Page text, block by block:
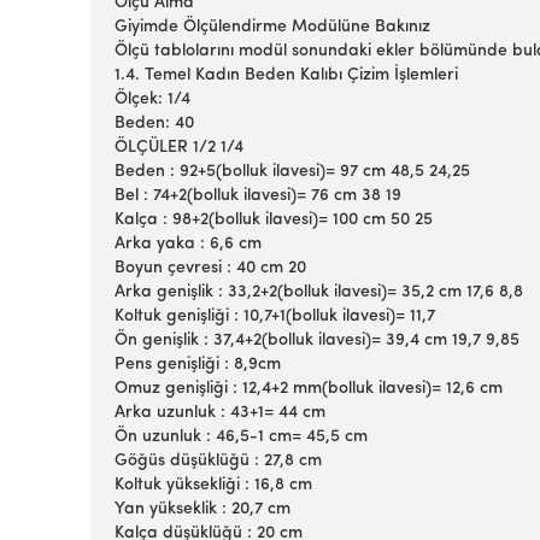
Giyimde Ölçülendirme Modülüne Bakınız
Ölçü tablolarını modül sonundaki ekler bölümünde
1.4. Temel Kadın Beden Kalıbı Çizim İşlemleri
Ölçek: 1/4
Beden: 40
ÖLÇÜLER 1/2 1/4
Beden : 92+5(bolluk ilavesi)= 97 cm 48,5 24,25
Bel : 74+2(bolluk ilavesi)= 76 cm 38 19
Kalça : 98+2(bolluk ilavesi)= 100 cm 50 25
Arka yaka : 6,6 cm
Boyun çevresi : 40 cm 20
Arka genişlik : 33,2+2(bolluk ilavesi)= 35,2 cm 17,6 8,8
Koltuk genişliği : 10,7+1(bolluk ilavesi)= 11,7
Ön genişlik : 37,4+2(bolluk ilavesi)= 39,4 cm 19,7 9,85
Pens genişliği : 8,9cm
Omuz genişliği : 12,4+2 mm(bolluk ilavesi)= 12,6 cm
Arka uzunluk : 43+1= 44 cm
Ön uzunluk : 46,5-1 cm= 45,5 cm
Göğüs düşüklüğü : 27,8 cm
Koltuk yüksekliği : 16,8 cm
Yan yükseklik : 20,7 cm
Kalça düşüklüğü : 20 cm